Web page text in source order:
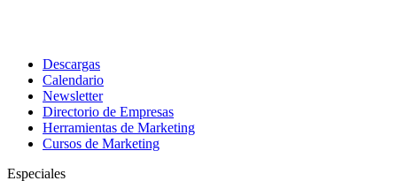
Descargas
Calendario
Newsletter
Directorio de Empresas
Herramientas de Marketing
Cursos de Marketing
Especiales